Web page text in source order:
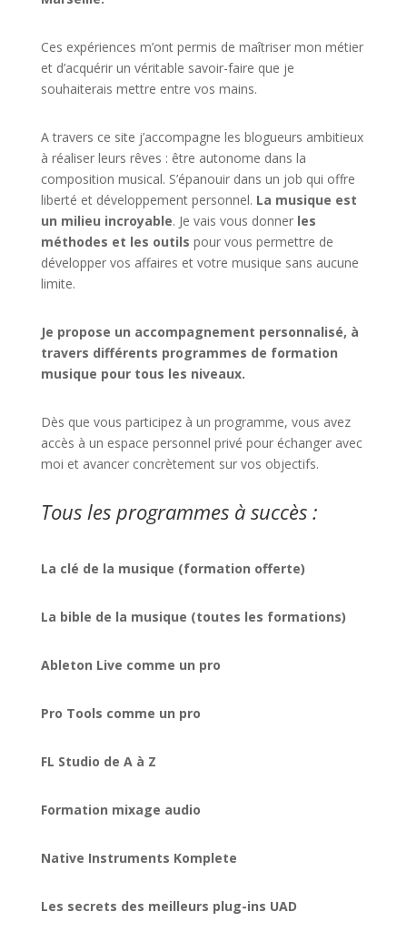
Ces expériences m’ont permis de maîtriser mon métier
et d’acquérir un véritable savoir-faire que je
souhaiterais mettre entre vos mains.
A travers ce site j’accompagne les blogueurs ambitieux
à réaliser leurs rêves : être autonome dans la
composition musical. S’épanouir dans un job qui offre
liberté et développement personnel. La musique est
un milieu incroyable. Je vais vous donner les
méthodes et les outils pour vous permettre de
développer vos affaires et votre musique sans aucune
limite.
Je propose un accompagnement personnalisé, à
travers différents programmes de formation
musique pour tous les niveaux.
Dès que vous participez à un programme, vous avez
accès à un espace personnel privé pour échanger avec
moi et avancer concrètement sur vos objectifs.
Tous les programmes à succès :
La clé de la musique (formation offerte)
La bible de la musique (toutes les formations)
Ableton Live comme un pro
Pro Tools comme un pro
FL Studio de A à Z
Formation mixage audio
Native Instruments Komplete
Les secrets des meilleurs plug-ins UAD